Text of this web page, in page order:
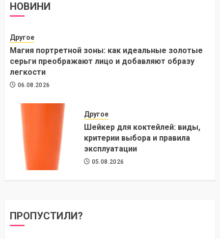
НОВИНИ
Другое
Магия портретной зоны: как идеальные золотые
серьги преображают лицо и добавляют образу
легкости
06.08.2026
Другое
Шейкер для коктейлей: виды,
критерии выбора и правила
эксплуатации
05.08.2026
ПРОПУСТИЛИ?